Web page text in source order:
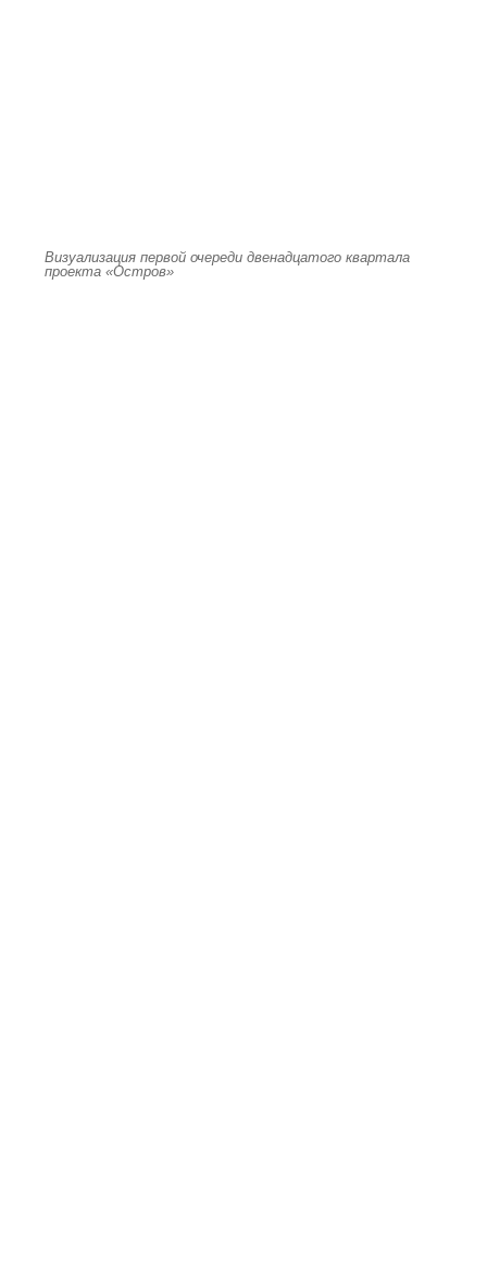
Визуализация первой очереди двенадцатого квартала
проекта «Остров»